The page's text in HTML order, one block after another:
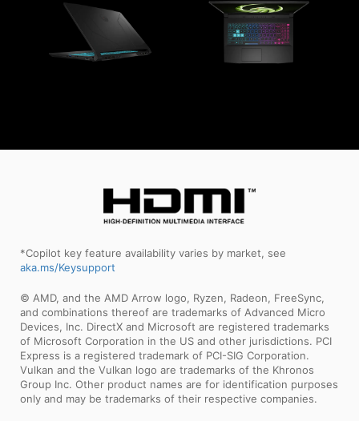
*Copilot key feature availability varies by market, see
aka.ms/Keysupport
© AMD, and the AMD Arrow logo, Ryzen, Radeon, FreeSync,
and combinations thereof are trademarks of Advanced Micro
Devices, Inc. DirectX and Microsoft are registered trademarks
of Microsoft Corporation in the US and other jurisdictions. PCI
Express is a registered trademark of PCI-SIG Corporation.
Vulkan and the Vulkan logo are trademarks of the Khronos
Group Inc. Other product names are for identification purposes
only and may be trademarks of their respective companies.